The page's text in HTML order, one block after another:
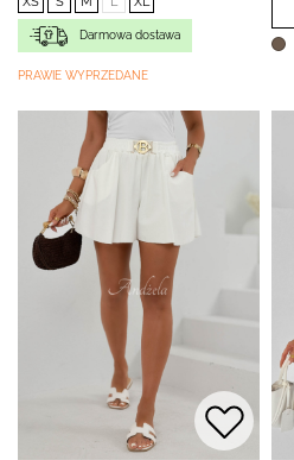
Darmowa dostawa
PRAWIE WYPRZEDANE